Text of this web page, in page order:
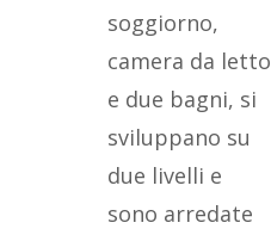
soggiorno,
camera da letto
e due bagni, si
sviluppano su
due livelli e
sono arredate